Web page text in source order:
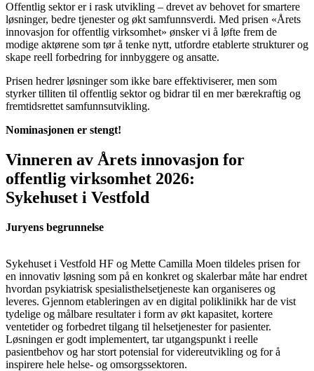
Offentlig sektor er i rask utvikling – drevet av behovet for smartere
løsninger, bedre tjenester og økt samfunnsverdi. Med prisen «Årets
innovasjon for offentlig virksomhet» ønsker vi å løfte frem de
modige aktørene som tør å tenke nytt, utfordre etablerte strukturer og
skape reell forbedring for innbyggere og ansatte.
Prisen hedrer løsninger som ikke bare effektiviserer, men som
styrker tilliten til offentlig sektor og bidrar til en mer bærekraftig og
fremtidsrettet samfunnsutvikling.
Nominasjonen er stengt!
Vinneren av Årets innovasjon for
offentlig virksomhet 2026:
Sykehuset i Vestfold
Juryens begrunnelse
Sykehuset i Vestfold HF og Mette Camilla Moen tildeles prisen for
en innovativ løsning som på en konkret og skalerbar måte har endret
hvordan psykiatrisk spesialisthelsetjeneste kan organiseres og
leveres. Gjennom etableringen av en digital poliklinikk har de vist
tydelige og målbare resultater i form av økt kapasitet, kortere
ventetider og forbedret tilgang til helsetjenester for pasienter.
Løsningen er godt implementert, tar utgangspunkt i reelle
pasientbehov og har stort potensial for videreutvikling og for å
inspirere hele helse- og omsorgssektoren.